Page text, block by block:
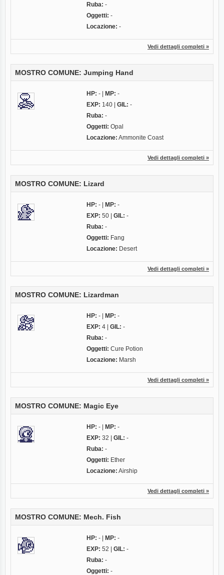
Ruba: -
Oggetti: -
Locazione: -
Vedi dettagli completi »
MOSTRO COMUNE: Jumping Hand
HP: - | MP: -
EXP: 140 | GIL: -
Ruba: -
Oggetti: Opal
Locazione: Ammonite Coast
Vedi dettagli completi »
MOSTRO COMUNE: Lizard
HP: - | MP: -
EXP: 50 | GIL: -
Ruba: -
Oggetti: Fang
Locazione: Desert
Vedi dettagli completi »
MOSTRO COMUNE: Lizardman
HP: - | MP: -
EXP: 4 | GIL: -
Ruba: -
Oggetti: Cure Potion
Locazione: Marsh
Vedi dettagli completi »
MOSTRO COMUNE: Magic Eye
HP: - | MP: -
EXP: 32 | GIL: -
Ruba: -
Oggetti: Ether
Locazione: Airship
Vedi dettagli completi »
MOSTRO COMUNE: Mech. Fish
HP: - | MP: -
EXP: 52 | GIL: -
Ruba: -
Oggetti: -